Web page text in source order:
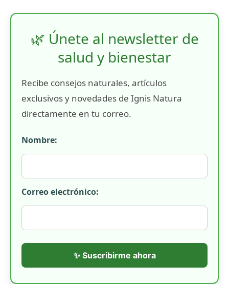
🌿 Únete al newsletter de
salud y bienestar
Recibe consejos naturales, artículos
exclusivos y novedades de Ignis Natura
directamente en tu correo.
Nombre:
Correo electrónico:
✨ Suscribirme ahora